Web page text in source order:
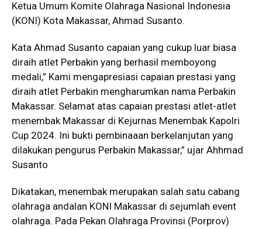
Ketua Umum Komite Olahraga Nasional Indonesia
(KONI) Kota Makassar, Ahmad Susanto.
Kata Ahmad Susanto capaian yang cukup luar biasa
diraih atlet Perbakin yang berhasil memboyong
medali,” Kami mengapresiasi capaian prestasi yang
diraih atlet Perbakin mengharumkan nama Perbakin
Makassar. Selamat atas capaian prestasi atlet-atlet
menembak Makassar di Kejurnas Menembak Kapolri
Cup 2024. Ini bukti pembinaaan berkelanjutan yang
dilakukan pengurus Perbakin Makassar,” ujar Ahhmad
Susanto
Dikatakan, menembak merupakan salah satu cabang
olahraga andalan KONI Makassar di sejumlah event
olahraga. Pada Pekan Olahraga Provinsi (Porprov)